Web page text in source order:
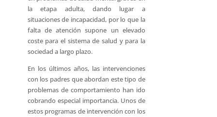
la etapa adulta, dando lugar a
situaciones de incapacidad, por lo que la
falta de atención supone un elevado
coste para el sistema de salud y para la
sociedad a largo plazo.
En los últimos años, las intervenciones
con los padres que abordan este tipo de
problemas de comportamiento han ido
cobrando especial importancia. Unos de
estos programas de intervención con los